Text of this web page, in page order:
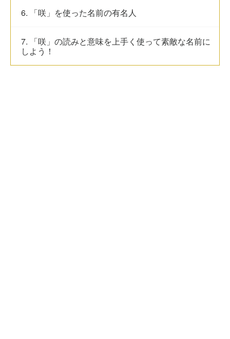
6. 「咲」を使った名前の有名人
7. 「咲」の読みと意味を上手く使って素敵な名前に
しよう！